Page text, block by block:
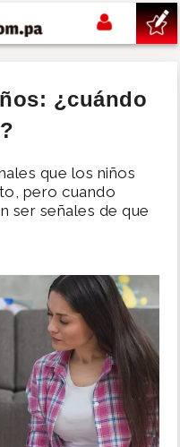
¿cuándo
que los niños
pero cuando
ser señales de que